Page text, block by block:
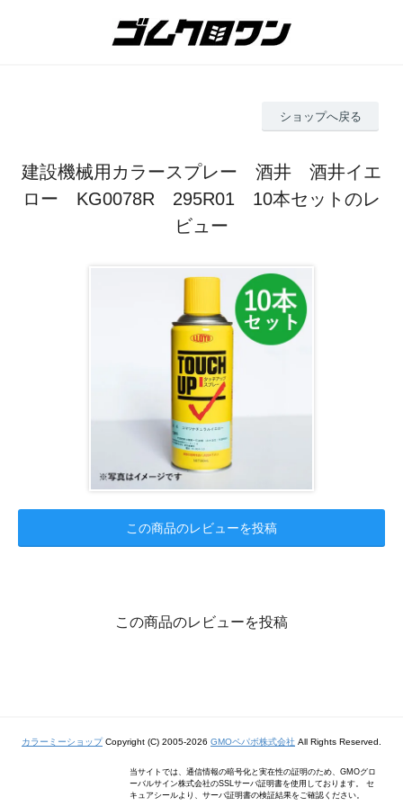
ショップへ戻る
建設機械用カラースプレー 酒井 酒井イエ
ロー KG0078R 295R01 10本セットのレ
ビュー
この商品のレビューを投稿
この商品のレビューを投稿
カラーミーショップCopyright (C) 2005-2026 GMOペパボ株式会社 All Rights Reserved.
当サイトでは、通信情報の暗号化と実在性の証明のため、GMOグロ
ーバルサイン株式会社のSSLサーバ証明書を使用しております。 セ
キュアシールより、サーバ証明書の検証結果をご確認ください。